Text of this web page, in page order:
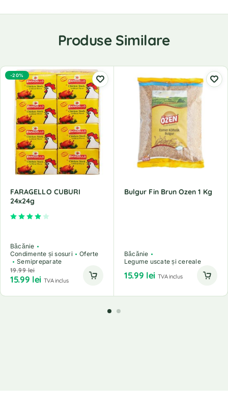
Produse Similare
-20%
FARAGELLO CUBURI
24x24g
Evaluat la
Băcănie
Condimente și sosuri
Oferte
Semipreparate
19.99lei
15.99 lei TVA inclus
Bulgur Fin Brun Ozen 1 Kg
Băcănie
Legume uscate și cereale
15.99 lei TVA inclus